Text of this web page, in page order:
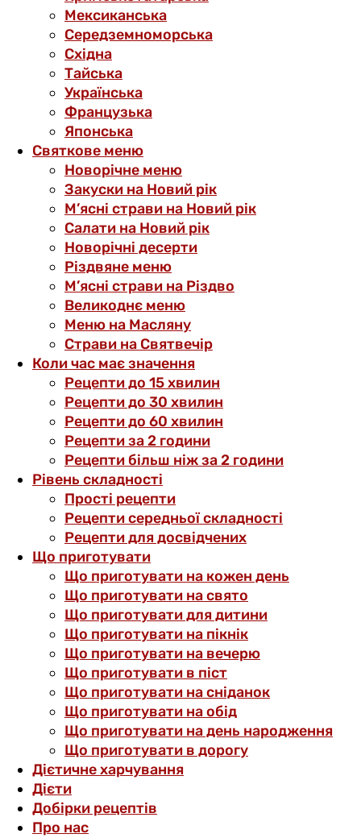
Мексиканська
Середземноморська
Східна
Тайська
Українська
Французька
Японська
Святкове меню
Новорічне меню
Закуски на Новий рік
М’ясні страви на Новий рік
Салати на Новий рік
Новорічні десерти
Різдвяне меню
М’ясні страви на Різдво
Великоднє меню
Меню на Масляну
Страви на Святвечір
Коли час має значення
Рецепти до 15 хвилин
Рецепти до 30 хвилин
Рецепти до 60 хвилин
Рецепти за 2 години
Рецепти більш ніж за 2 години
Рівень складності
Прості рецепти
Рецепти середньої складності
Рецепти для досвідчених
Що приготувати
Що приготувати на кожен день
Що приготувати на свято
Що приготувати для дитини
Що приготувати на пікнік
Що приготувати на вечерю
Що приготувати в піст
Що приготувати на сніданок
Що приготувати на обід
Що приготувати на день народження
Що приготувати в дорогу
Дієтичне харчування
Дієти
Добірки рецептів
Про нас